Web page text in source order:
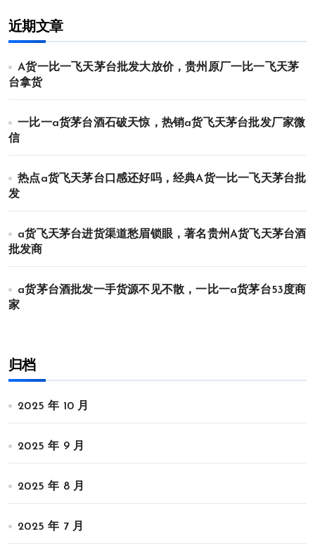
近期文章
A货一比一飞天茅台批发大放价，贵州原厂一比一飞天茅
台拿货
一比一a货茅台酒石破天惊，热销a货飞天茅台批发厂家微
信
热点a货飞天茅台口感还好吗，经典A货一比一飞天茅台批
发
a货飞天茅台进货渠道愁眉锁眼，著名贵州A货飞天茅台酒
批发商
a货茅台酒批发一手货源不见不散，一比一a货茅台53度商
家
归档
2025 年 10 月
2025 年 9 月
2025 年 8 月
2025 年 7 月